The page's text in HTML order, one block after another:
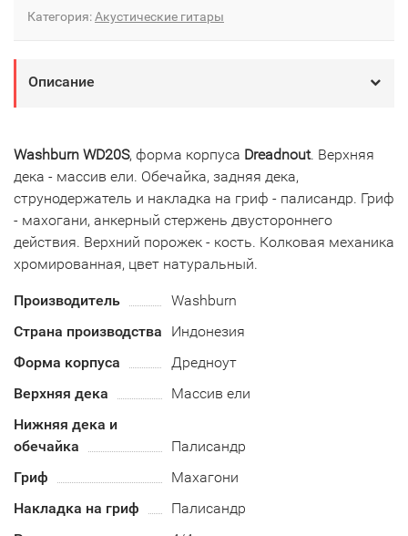
Категория:Акустические гитары
Описание
Washburn WD20S, форма корпуса Dreadnout. Верхняя
дека - массив ели. Обечайка, задняя дека,
струнодержатель и накладка на гриф - палисандр. Гриф
- махогани, анкерный стержень двустороннего
действия. Верхний порожек - кость. Колковая механика
хромированная, цвет натуральный.
Производитель
Washburn
Страна производства
Индонезия
Форма корпуса
Дредноут
Верхняя дека
Массив ели
Нижняя дека и
обечайка
Палисандр
Гриф
Махагони
Накладка на гриф
Палисандр